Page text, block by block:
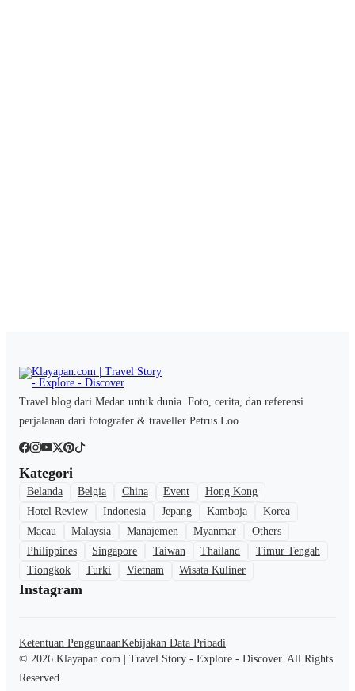
Travel blog dari Medan untuk dunia. Foto, cerita, dan referensi
perjalanan dari fotografer & traveller Petrus Loo.
Kategori
Belanda Belgia China Event
Hong Kong
Hotel Review
Indonesia Jepang Kamboja
Korea
Macau
Malaysia Manajemen Myanmar
Others
Philippines
Singapore Taiwan Thailand
Timur Tengah
Tiongkok
Turki Vietnam Wisata Kuliner
Instagram
Ketentuan PenggunaanKebijakan Data Pribadi
© 2026 Klayapan.com | Travel Story - Explore - Discover. All Rights
Reserved.